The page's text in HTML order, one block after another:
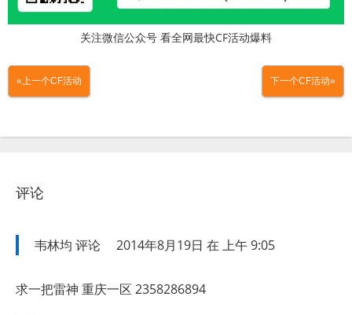
关注微信公众号 看全网最快CF活动爆料
«上一个CF活动 下一个CF活动»
评论
韦林均 评论 2014年8月19日 在 上午 9:05
求一把雷神 重庆一区 2358286894